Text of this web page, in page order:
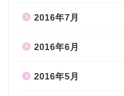
2016年7月
2016年6月
2016年5月